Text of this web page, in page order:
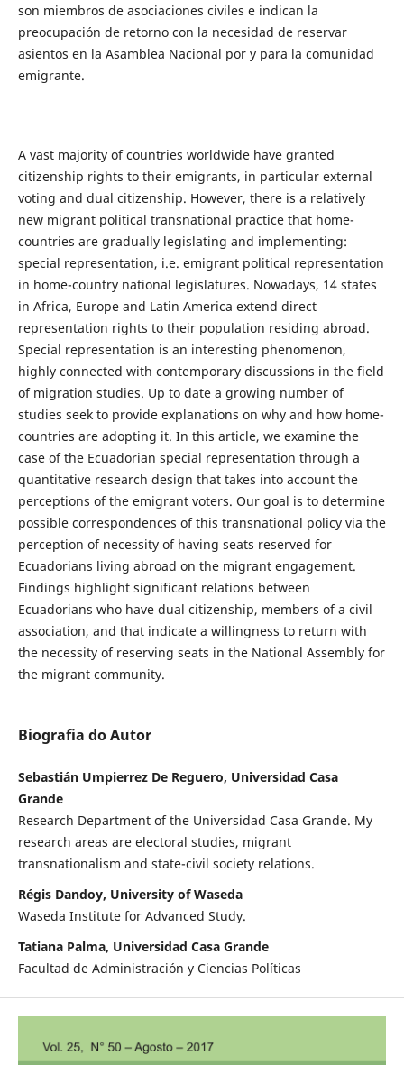
son miembros de asociaciones civiles e indican la
preocupación de retorno con la necesidad de reservar
asientos en la Asamblea Nacional por y para la comunidad
emigrante.
A vast majority of countries worldwide have granted
citizenship rights to their emigrants, in particular external
voting and dual citizenship. However, there is a relatively
new migrant political transnational practice that home-
countries are gradually legislating and implementing:
special representation, i.e. emigrant political representation
in home-country national legislatures. Nowadays, 14 states
in Africa, Europe and Latin America extend direct
representation rights to their population residing abroad.
Special representation is an interesting phenomenon,
highly connected with contemporary discussions in the field
of migration studies. Up to date a growing number of
studies seek to provide explanations on why and how home-
countries are adopting it. In this article, we examine the
case of the Ecuadorian special representation through a
quantitative research design that takes into account the
perceptions of the emigrant voters. Our goal is to determine
possible correspondences of this transnational policy via the
perception of necessity of having seats reserved for
Ecuadorians living abroad on the migrant engagement.
Findings highlight significant relations between
Ecuadorians who have dual citizenship, members of a civil
association, and that indicate a willingness to return with
the necessity of reserving seats in the National Assembly for
the migrant community.
Biografia do Autor
Sebastián Umpierrez De Reguero, Universidad Casa
Grande
Research Department of the Universidad Casa Grande. My
research areas are electoral studies, migrant
transnationalism and state-civil society relations.
Régis Dandoy, University of Waseda
Waseda Institute for Advanced Study.
Tatiana Palma, Universidad Casa Grande
Facultad de Administración y Ciencias Políticas